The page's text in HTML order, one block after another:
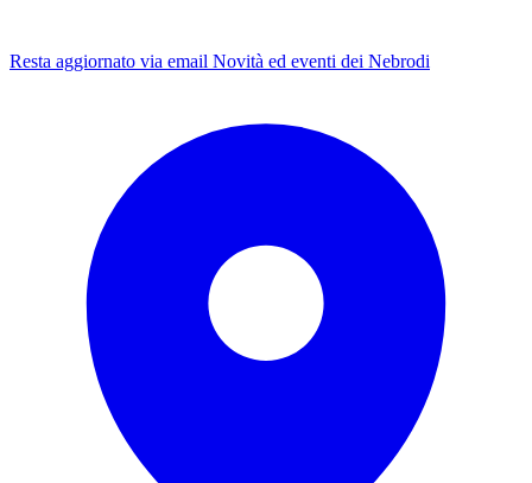
Resta aggiornato via email Novità ed eventi dei Nebrodi